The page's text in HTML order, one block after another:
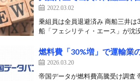
2022.03.02
乗組員は全員退避済み 商船三井
船「フェシリティ・エース」が沈
燃料費「30%増」で運輸業
2026.03.20
帝国データが燃料費高騰受け調査